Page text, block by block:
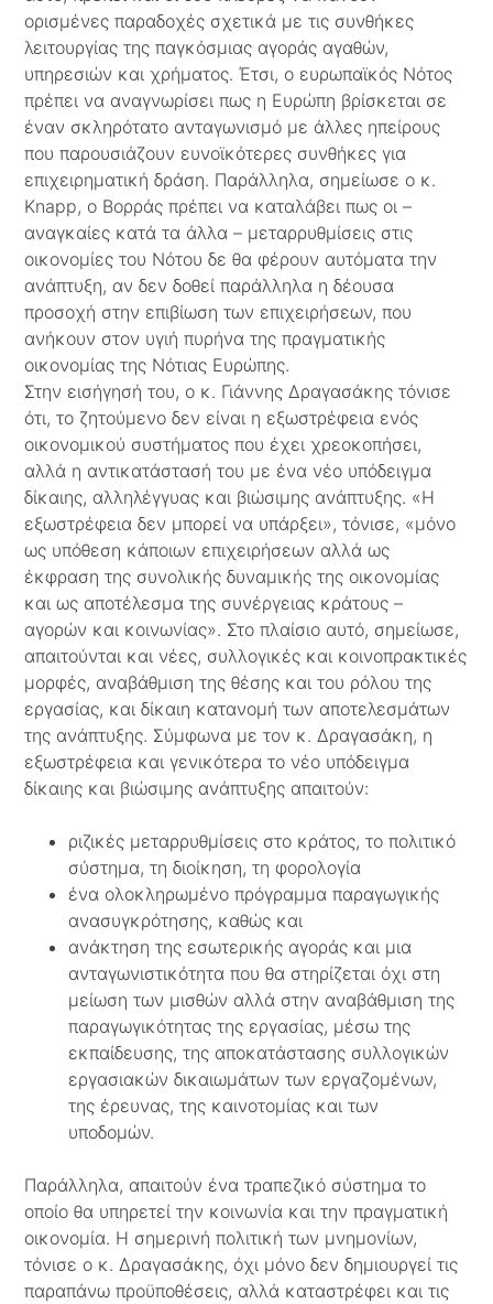
ορισμένες παραδοχές σχετικά με τις συνθήκες
λειτουργίας της παγκόσμιας αγοράς αγαθών,
υπηρεσιών και χρήματος. Έτσι, ο ευρωπαϊκός Νότος
πρέπει να αναγνωρίσει πως η Ευρώπη βρίσκεται σε
έναν σκληρότατο ανταγωνισμό με άλλες ηπείρους
που παρουσιάζουν ευνοϊκότερες συνθήκες για
επιχειρηματική δράση. Παράλληλα, σημείωσε ο κ.
Knapp, ο Βορράς πρέπει να καταλάβει πως οι –
αναγκαίες κατά τα άλλα – μεταρρυθμίσεις στις
οικονομίες του Νότου δε θα φέρουν αυτόματα την
ανάπτυξη, αν δεν δοθεί παράλληλα η δέουσα
προσοχή στην επιβίωση των επιχειρήσεων, που
ανήκουν στον υγιή πυρήνα της πραγματικής
οικονομίας της Νότιας Ευρώπης.
Στην εισήγησή του, ο κ. Γιάννης Δραγασάκης τόνισε
ότι, το ζητούμενο δεν είναι η εξωστρέφεια ενός
οικονομικού συστήματος που έχει χρεοκοπήσει,
αλλά η αντικατάστασή του με ένα νέο υπόδειγμα
δίκαιης, αλληλέγγυας και βιώσιμης ανάπτυξης. «Η
εξωστρέφεια δεν μπορεί να υπάρξει», τόνισε, «μόνο
ως υπόθεση κάποιων επιχειρήσεων αλλά ως
έκφραση της συνολικής δυναμικής της οικονομίας
και ως αποτέλεσμα της συνέργειας κράτους –
αγορών και κοινωνίας». Στο πλαίσιο αυτό, σημείωσε,
απαιτούνται και νέες, συλλογικές και κοινοπρακτικές
μορφές, αναβάθμιση της θέσης και του ρόλου της
εργασίας, και δίκαιη κατανομή των αποτελεσμάτων
της ανάπτυξης. Σύμφωνα με τον κ. Δραγασάκη, η
εξωστρέφεια και γενικότερα το νέο υπόδειγμα
δίκαιης και βιώσιμης ανάπτυξης απαιτούν:
ριζικές μεταρρυθμίσεις στο κράτος, το πολιτικό
σύστημα, τη διοίκηση, τη φορολογία
ένα ολοκληρωμένο πρόγραμμα παραγωγικής
ανασυγκρότησης, καθώς και
ανάκτηση της εσωτερικής αγοράς και μια
ανταγωνιστικότητα που θα στηρίζεται όχι στη
μείωση των μισθών αλλά στην αναβάθμιση της
παραγωγικότητας της εργασίας, μέσω της
εκπαίδευσης, της αποκατάστασης συλλογικών
εργασιακών δικαιωμάτων των εργαζομένων,
της έρευνας, της καινοτομίας και των
υποδομών.
Παράλληλα, απαιτούν ένα τραπεζικό σύστημα το
οποίο θα υπηρετεί την κοινωνία και την πραγματική
οικονομία. Η σημερινή πολιτική των μνημονίων,
τόνισε ο κ. Δραγασάκης, όχι μόνο δεν δημιουργεί τις
παραπάνω προϋποθέσεις, αλλά καταστρέφει και τις